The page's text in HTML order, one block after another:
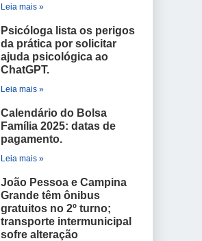
Leia mais »
Psicóloga lista os perigos
da prática por solicitar
ajuda psicológica ao
ChatGPT.
Leia mais »
Calendário do Bolsa
Família 2025: datas de
pagamento.
Leia mais »
João Pessoa e Campina
Grande têm ônibus
gratuitos no 2º turno;
transporte intermunicipal
sofre alteração